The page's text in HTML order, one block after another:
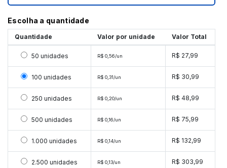
Escolha a quantidade
Quantidade Valor por unidade Valor Total
Selecionar 50 unidades
50 unidades R$ 0,56/un R$ 27,99
Selecionar 100 unidades
100 unidades R$ 0,31/un R$ 30,99
Selecionar 250 unidades
250 unidades R$ 0,20/un R$ 48,99
Selecionar 500 unidades
500 unidades R$ 0,16/un R$ 75,99
Selecionar 1000 unidades
1.000 unidades R$ 0,14/un R$ 132,99
Selecionar 2500 unidades
2.500 unidades R$ 0,13/un R$ 303,99